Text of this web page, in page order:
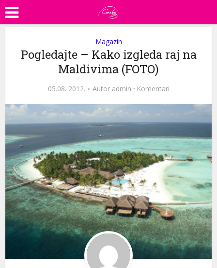
Magazin
Pogledajte – Kako izgleda raj na
Maldivima (FOTO)
05.08. 2012. Autor admin · Komentari